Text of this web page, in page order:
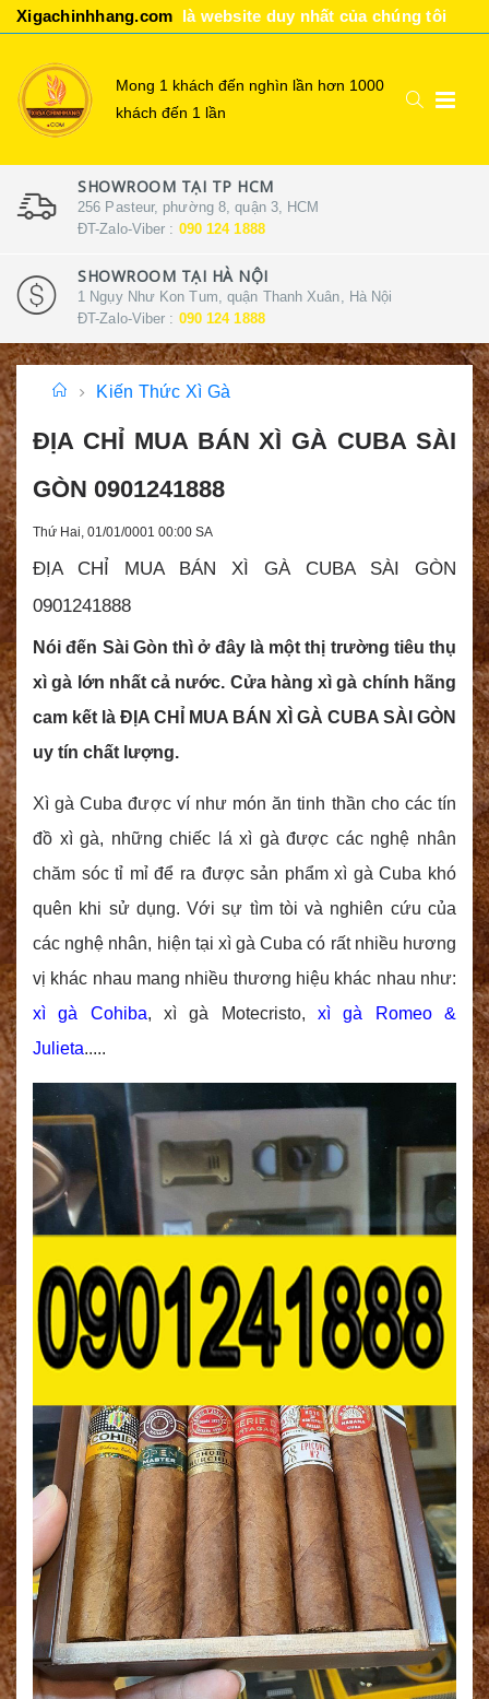
Xigachinhhang.com là website duy nhất của chúng tôi
Mong 1 khách đến nghìn lần hơn 1000
khách đến 1 lần
SHOWROOM TẠI TP HCM
256 Pasteur, phường 8, quận 3, HCM
ĐT-Zalo-Viber : 090 124 1888
SHOWROOM TẠI HÀ NỘI
1 Ngụy Như Kon Tum, quận Thanh Xuân, Hà Nội
ĐT-Zalo-Viber : 090 124 1888
Kiến Thức Xì Gà
ĐỊA CHỈ MUA BÁN XÌ GÀ CUBA SÀI
GÒN 0901241888
Thứ Hai, 01/01/0001 00:00 SA
ĐỊA CHỈ MUA BÁN XÌ GÀ CUBA SÀI GÒN
0901241888
Nói đến Sài Gòn thì ở đây là một thị trường tiêu thụ
xì gà lớn nhất cả nước. Cửa hàng xì gà chính hãng
cam kết là ĐỊA CHỈ MUA BÁN XÌ GÀ CUBA SÀI GÒN
uy tín chất lượng.
Xì gà Cuba được ví như món ăn tinh thần cho các tín
đồ xì gà, những chiếc lá xì gà được các nghệ nhân
chăm sóc tỉ mỉ để ra được sản phẩm xì gà Cuba khó
quên khi sử dụng. Với sự tìm tòi và nghiên cứu của
các nghệ nhân, hiện tại xì gà Cuba có rất nhiều hương
vị khác nhau mang nhiều thương hiệu khác nhau như:
xì gà Cohiba, xì gà Motecristo,xì gà Romeo &
Julieta.....